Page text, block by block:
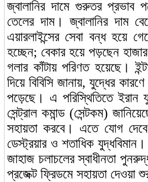
জ্বালানির দামে গুরুতর প্রভাব
তেলের দাম। জ্বালানির দাম
এয়ারলাইন্সের সেবা বন্ধ হয়ে
হচ্ছেন; বেকার হয়ে পড়ছেন
গলার কাঁটায় পরিণত হয়েছে।
দিয়ে বিবিসি জানায়, যুদ্ধের
পড়েছে। এ পরিস্থিতিতে ইরান
সেন্ট্রাল কমান্ড (সেন্টকম)
সহায়তা করবে। এতে যোগ দেবে
ডেস্ট্রয়ার ও শতাধিক
জাহাজ চলাচলের স্বাধীনতা
প্রজেক্ট ফ্রিডমে সহায়তা দেওয়া